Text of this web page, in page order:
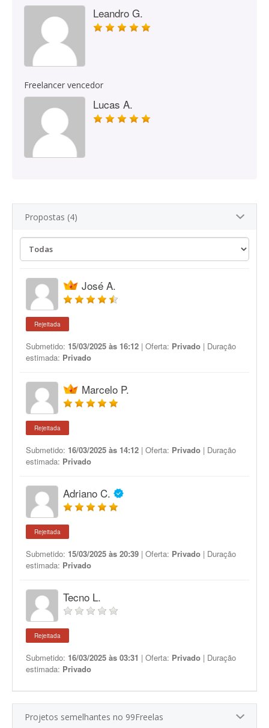
Leandro G.
Freelancer vencedor
Lucas A.
Propostas (4)
José A.
Rejeitada
Submetido: 15/03/2025 às 16:12 | Oferta: Privado | Duração
estimada: Privado
Marcelo P.
Rejeitada
Submetido: 16/03/2025 às 14:12 | Oferta: Privado | Duração
estimada: Privado
Adriano C.
Rejeitada
Submetido: 15/03/2025 às 20:39 | Oferta: Privado | Duração
estimada: Privado
Tecno L.
Rejeitada
Submetido: 16/03/2025 às 03:31 | Oferta: Privado | Duração
estimada: Privado
Projetos semelhantes no 99Freelas